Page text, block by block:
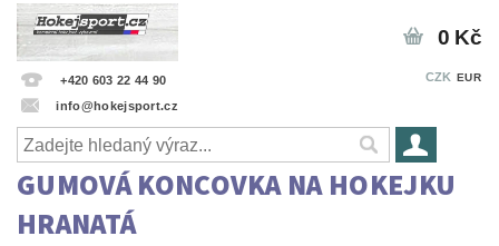
+420 603 22 44 90
info@hokejsport.cz
CZK EUR
0 Kč
GUMOVÁ KONCOVKA NA HOKEJKU
HRANATÁ